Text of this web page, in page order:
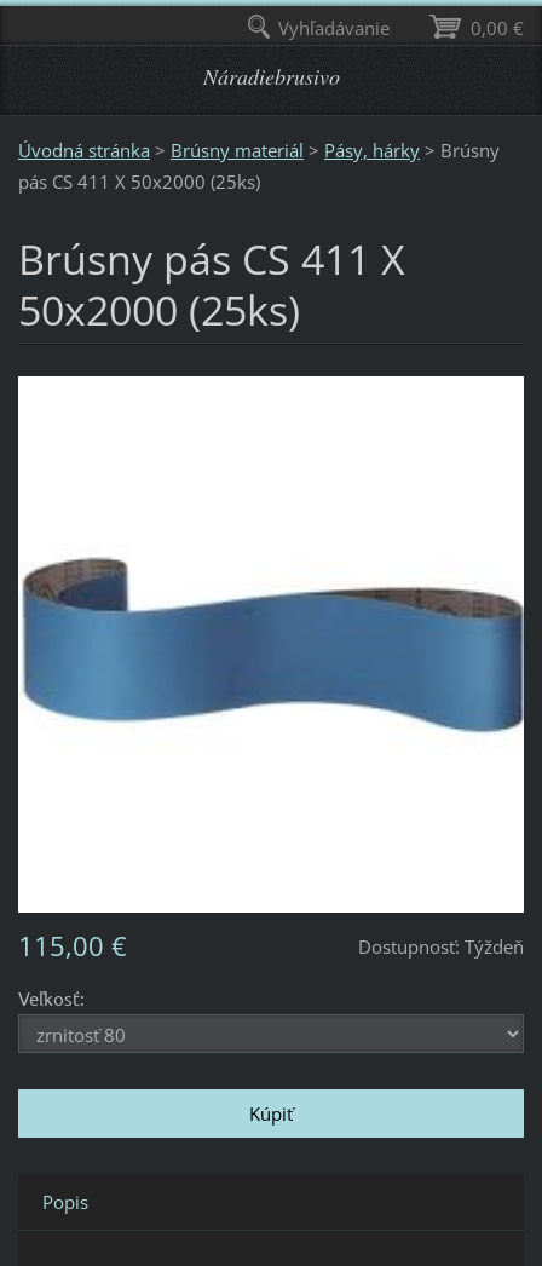
Náradiebrusivo
Úvodná stránka > Brúsny materiál > Pásy, hárky > Brúsny
pás CS 411 X 50x2000 (25ks)
Brúsny pás CS 411 X
50x2000 (25ks)
Dostupnosť: Týždeň
115,00 €
Veľkosť:
Popis
0,00 €
Vyhľadávanie